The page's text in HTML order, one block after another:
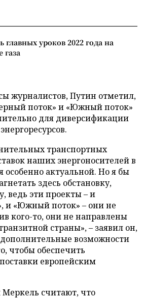
главных уроков 2022 года на
газа
журналистов, Путин отметил,
поток» и «Южный поток»
для диверсификации
транспортных
наших энергоносителей в
особенно актуальной. Но я бы
здесь обстановку,
ведь эти проекты – и
и «Южный поток» – они не
кого-то, они не направлены
страны», – заявил он,
дополнительные возможности
чтобы обеспечить
европейским
считают, что